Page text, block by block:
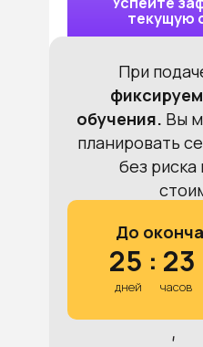
текущую
При
обучения. Вы
планировать
без
До
дней часов
25 23
: